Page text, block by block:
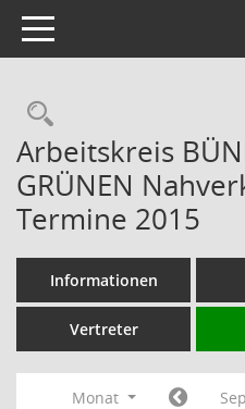
Toggle navigation
Arbeitskreis
GRÜNEN
Termine 2015
Informationen
Vertreter
Monat